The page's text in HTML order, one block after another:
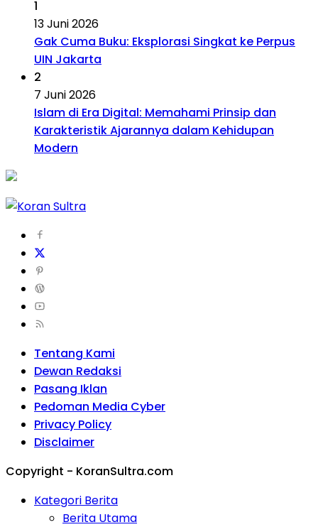
1
13 Juni 2026
Gak Cuma Buku: Eksplorasi Singkat ke Perpus
UIN Jakarta
2
7 Juni 2026
Islam di Era Digital: Memahami Prinsip dan
Karakteristik Ajarannya dalam Kehidupan
Modern
Tentang Kami
Dewan Redaksi
Pasang Iklan
Pedoman Media Cyber
Privacy Policy
Disclaimer
Copyright - KoranSultra.com
Kategori Berita
Berita Utama